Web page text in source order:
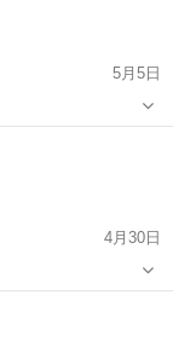
5月5日
4月30日